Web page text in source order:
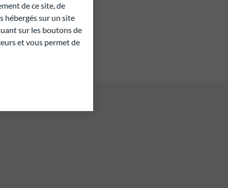
de ce site, de
hébergés sur un site
sur les boutons de
et vous permet de